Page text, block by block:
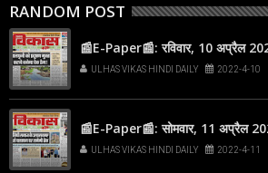
RANDOM POST
📰E-Paper📰: रविवार, 10 अप्रैल
ULHAS VIKAS HINDI DAILY 2022-4-10
📰E-Paper📰: सोमवार, 11 अप्रैल
ULHAS VIKAS HINDI DAILY 2022-4-11